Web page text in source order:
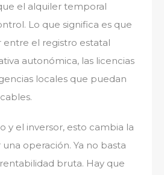
el alquiler temporal
Lo que significa es que
entre el registro estatal
autonómica, las licencias
locales que puedan
y el inversor, esto cambia la
operación. Ya no basta
bruta. Hay que